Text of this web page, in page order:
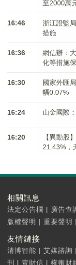
至2000萬
16:46
浙江證監
措施
16:36
網信辦：
化等措施
16:30
國家外匯
幅0.07%
16:24 山金國際
16:20
【異動股
21.43%，
相關訊息
法定公告欄 | 廣告查
版權聲明 | 重要聲明 |
友情鏈接
清博智能 | 艾媒諮詢 |
刊
| 壹財信 | 權衡財